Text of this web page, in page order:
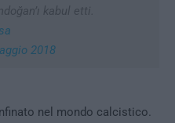
kabul etti.
2018
nel mondo calcistico.